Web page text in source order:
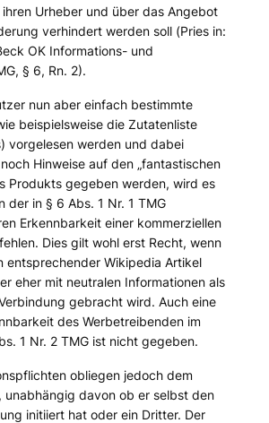
ihren Urheber und über das Angebot
verhindert werden soll (Priesin:
OK Informations- und
§ 6, Rn. 2).
nun aber einfach bestimmte
beispielsweise die Zutatenliste
vorgelesen werden und dabei
Hinweise auf den „fantastischen
Produkts gegeben werden, wird es
der in § 6 Abs. 1 Nr. 1 TMG
Erkennbarkeit einer kommerziellen
Dies gilt wohl erst Recht, wenn
entsprechender Wikipedia Artikel
eher mit neutralen Informationen als
gebracht wird. Auch eine
des Werbetreibenden im
1 Nr. 2 TMG ist nicht gegeben.
obliegen jedoch dem
unabhängig davon ob er selbst den
initiiert hat oder ein Dritter. Der